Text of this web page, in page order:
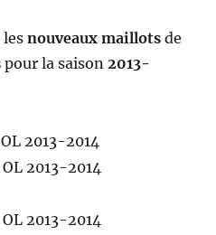
lesnouveaux maillots de
pour la saison2013-